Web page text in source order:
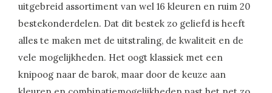
uitgebreid assortiment van wel 16 kleuren en ruim 20
bestekonderdelen. Dat dit bestek zo geliefd is heeft
alles te maken met de uitstraling, de kwaliteit en de
vele mogelijkheden. Het oogt klassiek met een
knipoog naar de barok, maar door de keuze aan